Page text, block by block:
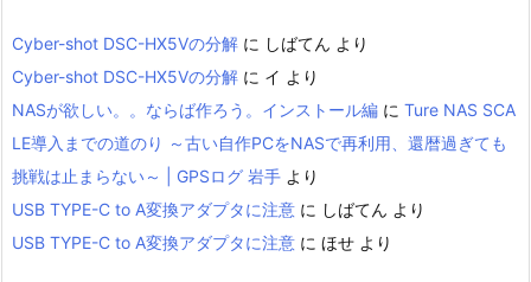
Cyber-shot DSC-HX5Vの分解 に しばてん より
Cyber-shot DSC-HX5Vの分解 に イ より
NASが欲しい。。ならば作ろう。インストール編 に Ture NAS SCA
LE導入までの道のり ～古い自作PCをNASで再利用、還暦過ぎても
挑戦は止まらない～ | GPSログ 岩手 より
USB TYPE-C to A変換アダプタに注意 に しばてん より
USB TYPE-C to A変換アダプタに注意 に ほせ より